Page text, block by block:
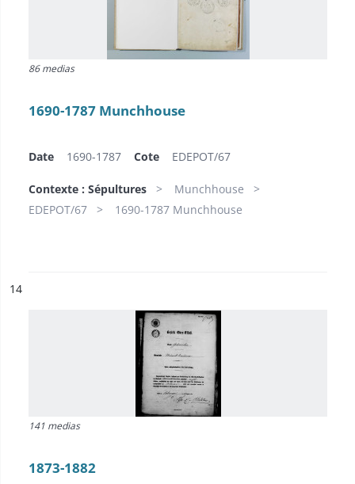
86 medias
1690-1787 Munchhouse
Date 1690-1787 Cote EDEPOT/67
Contexte : Sépultures
Munchhouse
EDEPOT/67
1690-1787 Munchhouse
n°
14
141 medias
1873-1882